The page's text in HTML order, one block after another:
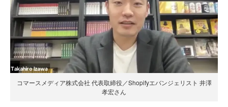
コマースメディア株式会社 代表取締役／Shopifyエバンジェリスト 井澤
孝宏さん